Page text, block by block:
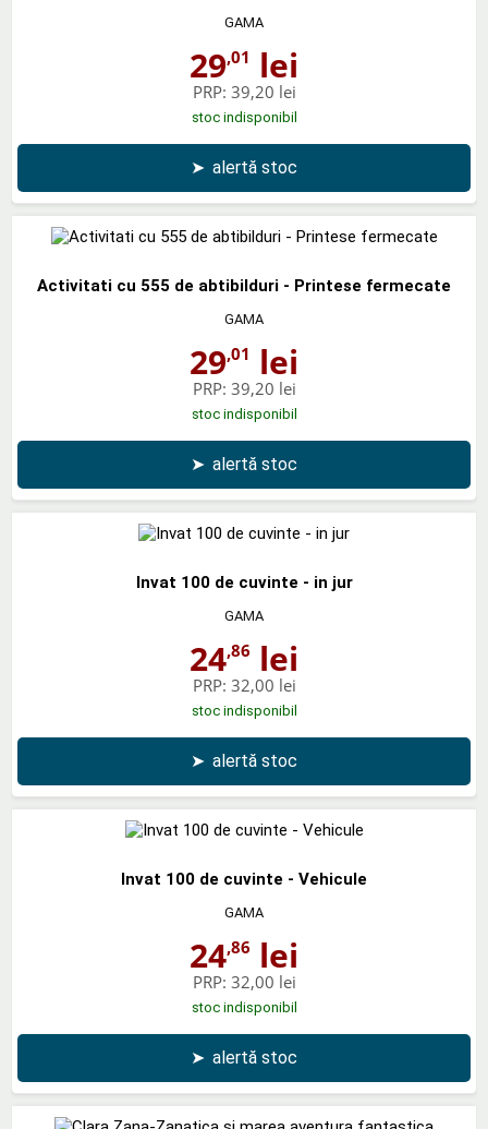
GAMA
29,01 lei
PRP: 39,20 lei
stoc indisponibil
➤ alertă stoc
Activitati cu 555 de abtibilduri - Printese fermecate
GAMA
29,01 lei
PRP: 39,20 lei
stoc indisponibil
➤ alertă stoc
Invat 100 de cuvinte - in jur
GAMA
24,86 lei
PRP: 32,00 lei
stoc indisponibil
➤ alertă stoc
Invat 100 de cuvinte - Vehicule
GAMA
24,86 lei
PRP: 32,00 lei
stoc indisponibil
➤ alertă stoc